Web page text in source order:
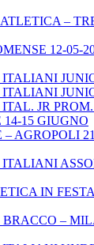
–
12-05-
JR
14-15 GIUGNO
AGROPOLI
IN
–